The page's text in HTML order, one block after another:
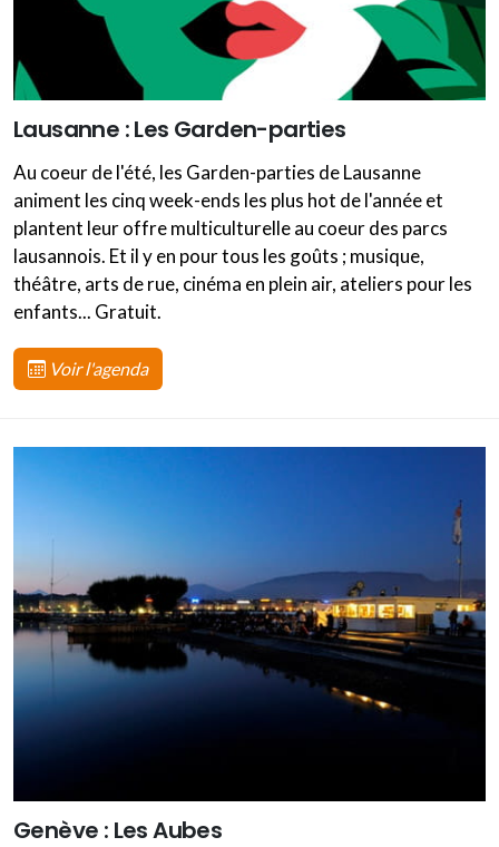
Lausanne : Les Garden-parties
Au coeur de l'été, les Garden-parties de Lausanne
animent les cinq week-ends les plus hot de l'année et
plantent leur offre multiculturelle au coeur des parcs
lausannois. Et il y en pour tous les goûts ; musique,
théâtre, arts de rue, cinéma en plein air, ateliers pour les
enfants... Gratuit.
Voir l'agenda
Genève : Les Aubes